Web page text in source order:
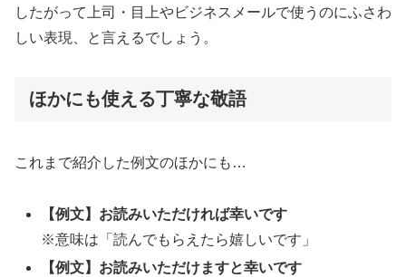
したがって上司・目上やビジネスメールで使うのにふさわ
しい表現、と言えるでしょう。
ほかにも使える丁寧な敬語
これまで紹介した例文のほかにも…
【例文】お読みいただければ幸いです
※意味は「読んでもらえたら嬉しいです」
【例文】お読みいただけますと幸いです